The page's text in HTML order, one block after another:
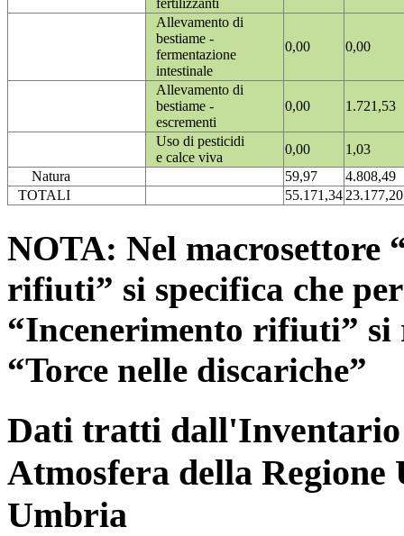
fertilizzanti
Allevamento di
bestiame -
fermentazione
intestinale
0,00 0,00
Allevamento di
bestiame -
escrementi
0,00 1.721,53
Uso di pesticidi
e calce viva
0,00
1,03
Natura
59,97
4.808,49
TOTALI
55.171,3423.177,20
NOTA: Nel macrosettore
rifiuti” si specifica che
“Incenerimento rifiuti”
“Torce nelle discariche”
Dati tratti dall'Inventario
Atmosfera della
Umbria